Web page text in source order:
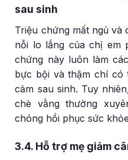
sau sinh
Triệu chứng mất ngủ và
nỗi lo lắng của chị em
chứng này luôn làm
bực bội và thậm chí có
cảm sau sinh. Tuy
chè vằng thường
chóng hồi phục sức
3.4. Hỗ trợ mẹ giảm